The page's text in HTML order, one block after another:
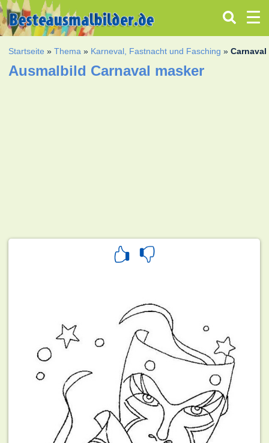
Startseite »Thema » Karneval, Fastnacht und Fasching »Carnaval
Ausmalbild Carnaval masker